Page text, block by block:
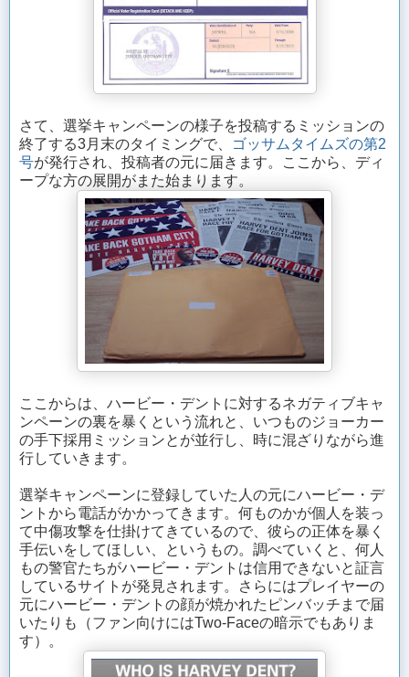
さて、選挙キャンペーンの様子を投稿するミッションの
終了する3月末のタイミングで、
ゴッサムタイムズの第2
号が発行され、投稿者の元に届きます。ここから、ディ
ープな方の展開がまた始まります。
ここからは、ハービー・デントに対するネガティブキャ
ンペーンの裏を暴くという流れと、いつものジョーカー
の手下採用ミッションとが並行し、時に混ざりながら進
行していきます。
選挙キャンペーンに登録していた人の元にハービー・デ
ントから電話がかかってきます。何ものかが個人を装っ
て中傷攻撃を仕掛けてきているので、彼らの正体を暴く
手伝いをしてほしい、というもの。調べていくと、何人
もの警官たちがハービー・デントは信用できないと証言
しているサイトが発見されます。さらにはプレイヤーの
元にハービー・デントの顔が焼かれたピンバッチまで届
いたりも（ファン向けにはTwo-Faceの暗示でもありま
す）。